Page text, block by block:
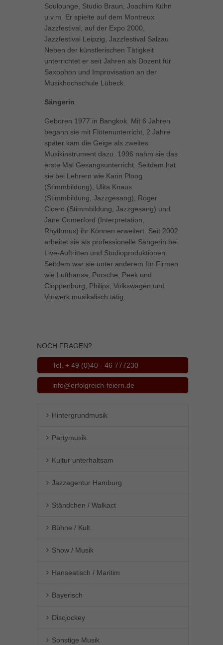
Soulounge, Studio Braun, Joachim Kühn
u.v.m. Er spielte auf dem Montreux
Jazzfestival, auf der Expo 2000,
Jazzfestival Leipzig, Jazzfestival Salzau.
Neben der künstlerischen Tätigkeit
unterrichtet er seit Jahren als Dozent für
Saxophon und Improvisation an der
Musikhochschule Lübeck.
Sängerin
Geboren 1977 in Bangkok. Mit 6 Jahren
begann sie mit Flötenunterricht, 2 Jahre
später kam die Geige als zweites
Musikinstrument dazu. 1996 nahm sie das
erste Mal Gesangsunterricht. Seitdem hat
sie bei Lehrern wie Karin Ploog
(Stimmbildung), Ulita Knaus
(Stimmbildung, Jazzgesang), Roger
Cicero (Stimmbildung, Jazzgesang) und
Jane Comerford (Interpretation,
Rhythmus) ihr Können erweitert. Seit 2002
arbeitet sie als professionelle Sängerin bei
Live-Auftritten und Studioproduktionen.
Seitdem war sie unter anderem für Firmen
wie Lufthansa, Porsche, Peek und
Cloppenburg, Philips, Volkswagen und
Vorwerk musikalisch tätig.
NOCH FRAGEN?
Tel. + 49 (0)40 - 46 777230
info@erfolgreich-feiern.de
Hintergrundmusik
Partymusik
Kultur unterhaltsam
Jazzagentur Hamburg
Ständchen / Walkact
Bühne / Kult
Show / Musik
Hanseatisch / Maritim
Bayerisch
Discjockey
Sonstige Musik